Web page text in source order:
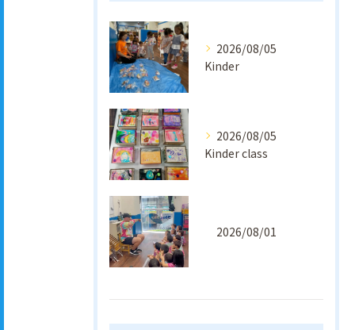
2026/08/05
Kinder
2026/08/05
Kinder class
2026/08/01